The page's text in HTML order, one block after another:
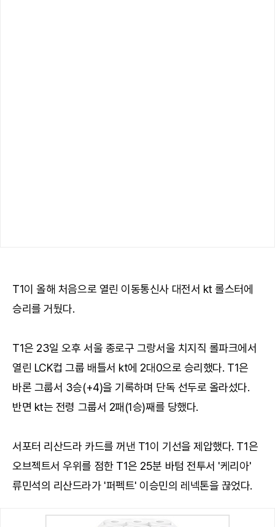
T1이 올해 처음으로 열린 이동통신사 대전서 kt 롤스터에
승리를 거뒀다.
T1은 23일 오후 서울 종로구 그랑서울 치지직 롤파크에서
열린 LCK컵 그룹 배틀서 kt에 2대0으로 승리했다. T1은
바론 그룹서 3승(+4)을 기록하며 단독 선두로 올라섰다.
반면 kt는 전령 그룹서 2패(1승)째를 당했다.
서포터 리산드라 카드를 꺼낸 T1이 기선을 제압했다. T1은
오브젝트서 우위를 점한 T1은 25분 바텀 전투서 '케리아'
류민석의 리산드라가 '퍼펙트' 이승민의 레넥톤을 끊었다.